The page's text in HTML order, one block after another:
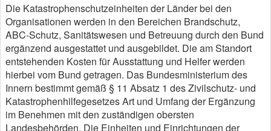
Die Katastrophenschutzeinheiten der Länder bei den
Organisationen werden in den Bereichen Brandschutz,
ABC-Schutz, Sanitätswesen und Betreuung durch den Bund
ergänzend ausgestattet und ausgebildet. Die am Standort
entstehenden Kosten für Ausstattung und Helfer werden
hierbei vom Bund getragen. Das Bundesministerium des
Innern bestimmt gemäß § 11 Absatz 1 des Zivilschutz- und
Katastrophenhilfegesetzes Art und Umfang der Ergänzung
im Benehmen mit den zuständigen obersten
Landesbehörden. Die Einheiten und Einrichtungen der